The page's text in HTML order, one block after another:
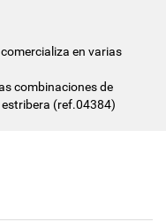
en varias
combinaciones de
(ref.04384)